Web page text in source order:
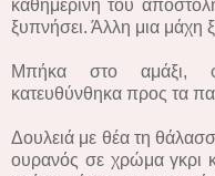
καθημερινή του
ξυπνήσει. Άλλη μια μάχη
Μπήκα στο αμάξι,
κατευθύνθηκα προς τα
Δουλειά με θέα τη
ουρανός σε χρώμα γκρι